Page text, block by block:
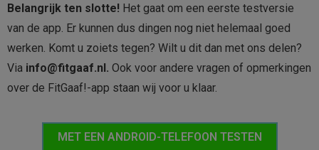
Belangrijk ten slotte! Het gaat om een eerste testversie
van de app. Er kunnen dus dingen nog niet helemaal goed
werken. Komt u zoiets tegen? Wilt u dit dan met ons delen?
Via info@fitgaaf.nl. Ook voor andere vragen of opmerkingen
over de FitGaaf!-app staan wij voor u klaar.
MET EEN ANDROID-TELEFOON TESTEN